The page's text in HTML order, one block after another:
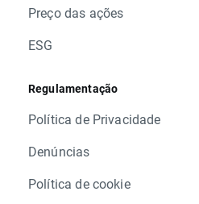
Preço das ações
ESG
Regulamentação
Política de Privacidade
Denúncias
Política de cookie